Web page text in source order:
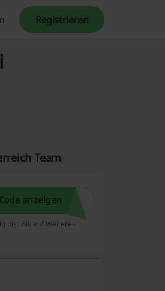
Registrieren
Team
Code anzeigen
bis: Bis auf Weiteres